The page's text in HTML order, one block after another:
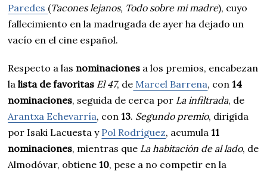
Paredes (Tacones lejanos, Todo sobre mi madre), cuyo
fallecimiento en la madrugada de ayer ha dejado un
vacío en el cine español.
Respecto a las nominaciones a los premios, encabezan
lalista de favoritas El 47, de Marcel Barrena, con14
nominaciones, seguida de cerca por La infiltrada, de
Arantxa Echevarría, con13. Segundo premio, dirigida
por Isaki Lacuesta y Pol Rodríguez, acumula11
nominaciones, mientras que La habitación de al lado, de
Almodóvar, obtiene10, pese a no competir en la